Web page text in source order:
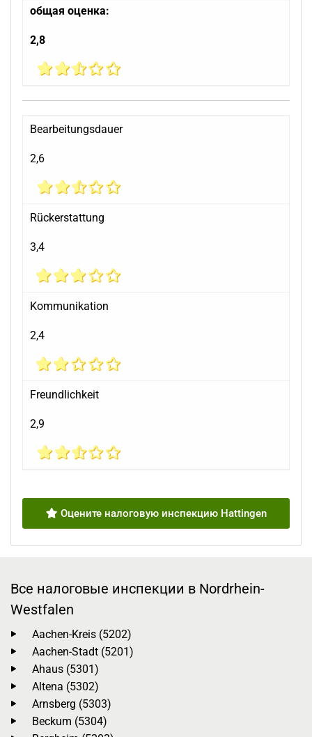
общая оценка:
2,8
Bearbeitungsdauer
2,6
Rückerstattung
3,4
Kommunikation
2,4
Freundlichkeit
2,9
Оцените налоговую инспекцию Hattingen
Все налоговые инспекции в Nordrhein-
Westfalen
Aachen-Kreis (5202)
Aachen-Stadt (5201)
Ahaus (5301)
Altena (5302)
Arnsberg (5303)
Beckum (5304)